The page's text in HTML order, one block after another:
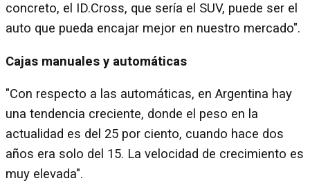
concreto, el ID.Cross, que sería el SUV, puede ser el
auto que pueda encajar mejor en nuestro mercado".
Cajas manuales y automáticas
"Con respecto a las automáticas, en Argentina hay
una tendencia creciente, donde el peso en la
actualidad es del 25 por ciento, cuando hace dos
años era solo del 15. La velocidad de crecimiento es
muy elevada".